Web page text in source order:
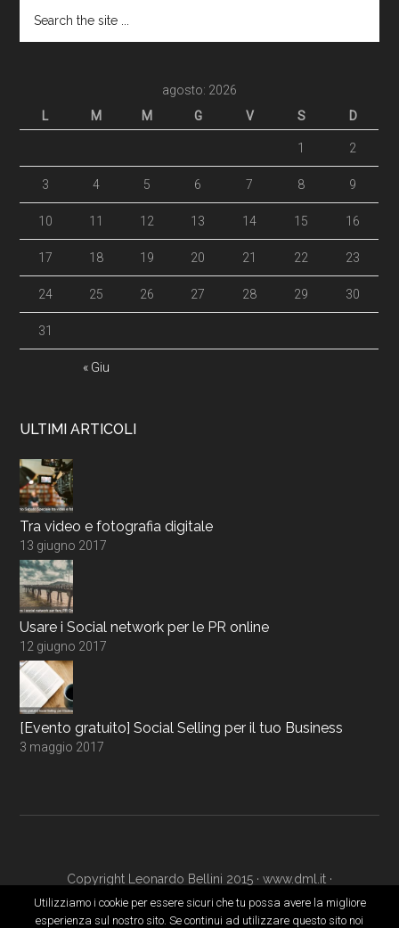
agosto: 2026
L
M M G V S D
« Giu
1 2
3 4 5 6 7 8 9
10 11 12 13 14 15 16
17 18 19 20 21 22 23
24 25 26 27 28 29 30
31
ULTIMI ARTICOLI
Tra video e fotografia digitale
13 giugno 2017
Usare i Social network per le PR online
12 giugno 2017
[Evento gratuito] Social Selling per il tuo Business
3 maggio 2017
Copyright Leonardo Bellini 2015 · www.dml.it ·
www.digitalmarketingacademy.it· Login
Utilizziamo i cookie per essere sicuri che tu possa avere la migliore
esperienza sul nostro sito. Se continui ad utilizzare questo sito noi